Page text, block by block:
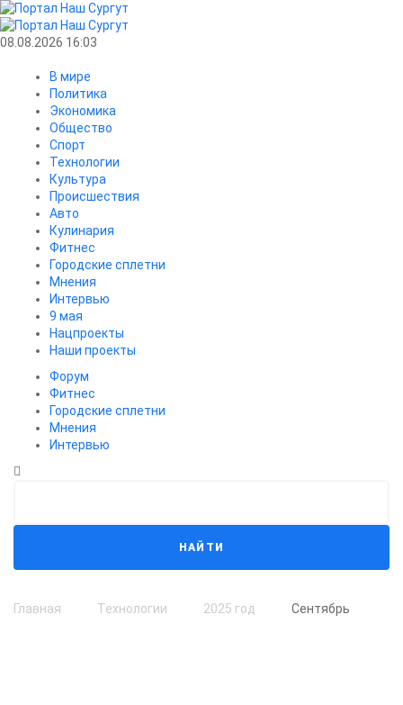
08.08.2026 16:03
В мире
Политика
Экономика
Общество
Спорт
Технологии
Культура
Происшествия
Авто
Кулинария
Фитнес
Городские сплетни
Мнения
Интервью
9 мая
Нацпроекты
Наши проекты
Форум
Фитнес
Городские сплетни
Мнения
Интервью
НАЙТИ
Главная Технологии 2025 год Сентябрь